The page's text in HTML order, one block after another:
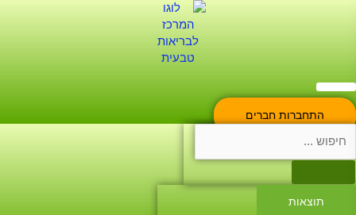
התחברות חברים
תוצאות